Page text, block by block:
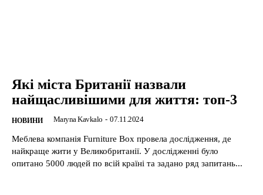
Які міста Британії назвали
найщасливішими для життя: топ-3
НОВИНИ Maryna Kavkalo - 07.11.2024
Меблева компанія Furniture Box провела дослідження, де
найкраще жити у Великобританії. У дослідженні було
опитано 5000 людей по всій країні та задано ряд запитань...